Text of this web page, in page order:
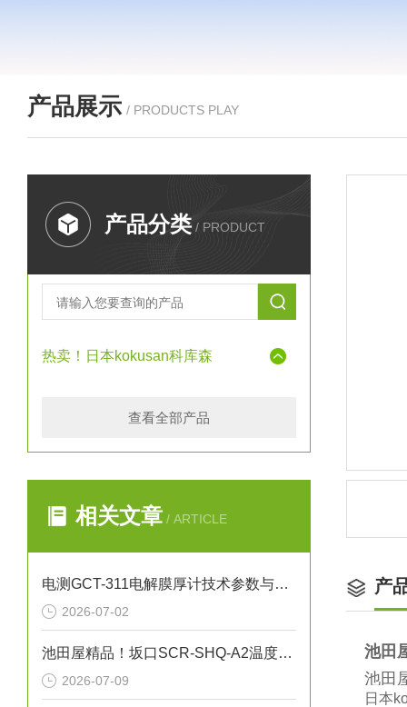
产品展示 / PRODUCTS PLAY
产品分类 / PRODUCT
热卖！日本kokusan科库森
查看全部产品
相关文章 / ARTICLE
电测GCT-311电解膜厚计技术参数与应用解析
2026-07-02
池田屋精品！坂口SCR-SHQ-A2温度控制器技术参数
2026-07-09
产
池田
池田
日本‌